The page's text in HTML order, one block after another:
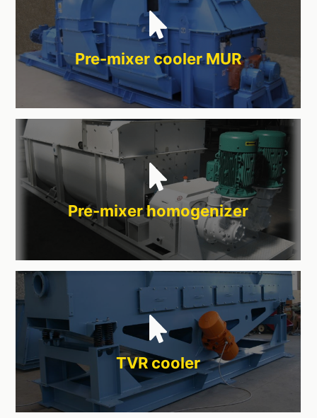
Pre-mixer cooler MUR
Pre-mixer homogenizer
TVR cooler